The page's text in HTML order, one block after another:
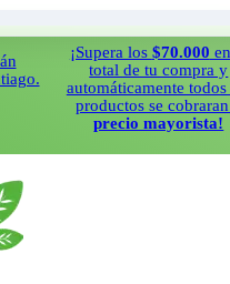
¡Supera los$70.000en el
total de tu compra y
automáticamente todos tus
productos se cobraran a
precio mayorista!